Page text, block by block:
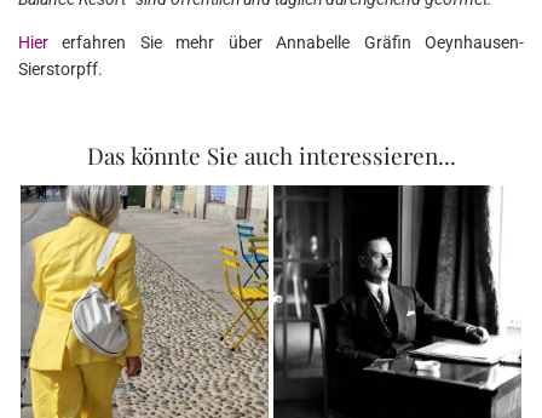
Hiererfahren Sie mehr über Annabelle Gräfin Oeynhausen-
Sierstorpff.
Das könnte Sie auch interessieren...